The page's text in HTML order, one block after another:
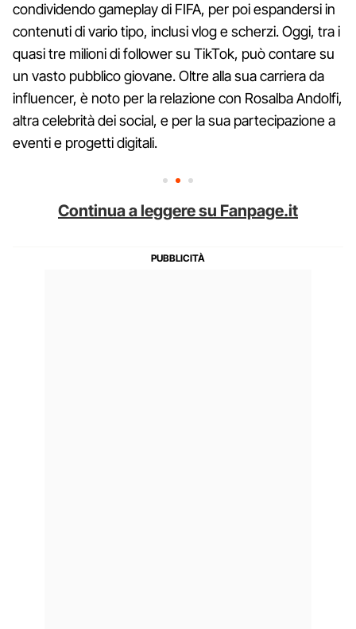
condividendo gameplay di FIFA, per poi espandersi in
contenuti di vario tipo, inclusi vlog e scherzi. Oggi, tra i
quasi tre milioni di follower su TikTok, può contare su
un vasto pubblico giovane. Oltre alla sua carriera da
influencer, è noto per la relazione con Rosalba Andolfi,
altra celebrità dei social, e per la sua partecipazione a
eventi e progetti digitali.
Continua a leggere su Fanpage.it